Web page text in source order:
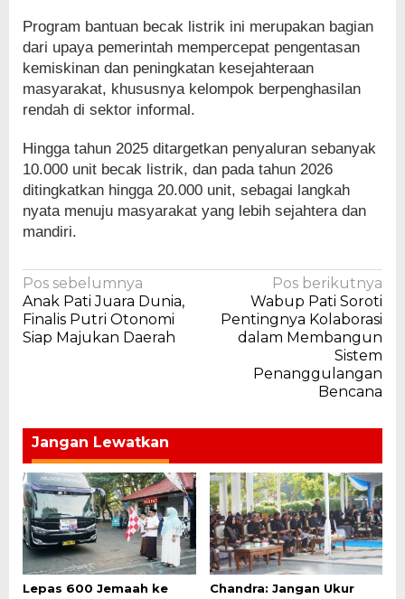
Program bantuan becak listrik ini merupakan bagian
dari upaya pemerintah mempercepat pengentasan
kemiskinan dan peningkatan kesejahteraan
masyarakat, khususnya kelompok berpenghasilan
rendah di sektor informal.
Hingga tahun 2025 ditargetkan penyaluran sebanyak
10.000 unit becak listrik, dan pada tahun 2026
ditingkatkan hingga 20.000 unit, sebagai langkah
nyata menuju masyarakat yang lebih sejahtera dan
mandiri.
Navigasi
pos
Pos sebelumnya
Anak Pati Juara Dunia,
Finalis Putri Otonomi
Siap Majukan Daerah
Pos berikutnya
Wabup Pati Soroti
Pentingnya Kolaborasi
dalam Membangun
Sistem
Penanggulangan
Bencana
Jangan Lewatkan
Lepas 600 Jemaah ke
Chandra: Jangan Ukur